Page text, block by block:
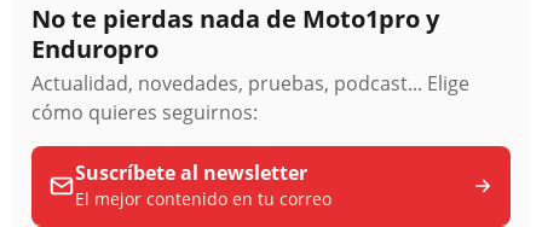
No te pierdas nada de Moto1pro y
Enduropro
Actualidad, novedades, pruebas, podcast... Elige
cómo quieres seguirnos:
Suscríbete al newsletter
El mejor contenido en tu correo